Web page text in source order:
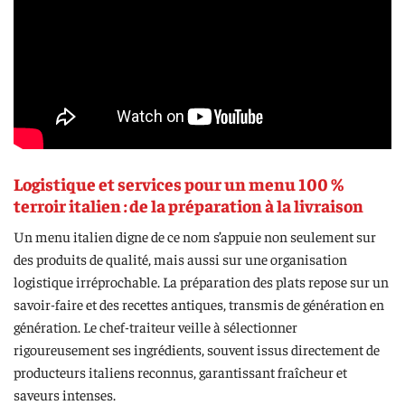
Logistique et services pour un menu 100 %
terroir italien : de la préparation à la livraison
Un menu italien digne de ce nom s’appuie non seulement sur
des produits de qualité, mais aussi sur une organisation
logistique irréprochable. La préparation des plats repose sur un
savoir-faire et des recettes antiques, transmis de génération en
génération. Le chef-traiteur veille à sélectionner
rigoureusement ses ingrédients, souvent issus directement de
producteurs italiens reconnus, garantissant fraîcheur et
saveurs intenses.